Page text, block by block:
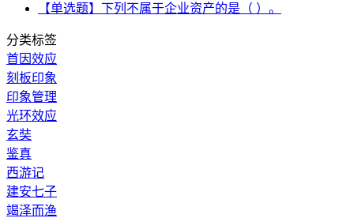
【单选题】下列不属于企业资产的是（ ）。
分类标签
首因效应
刻板印象
印象管理
光环效应
玄奘
鉴真
西游记
建安七子
竭泽而渔